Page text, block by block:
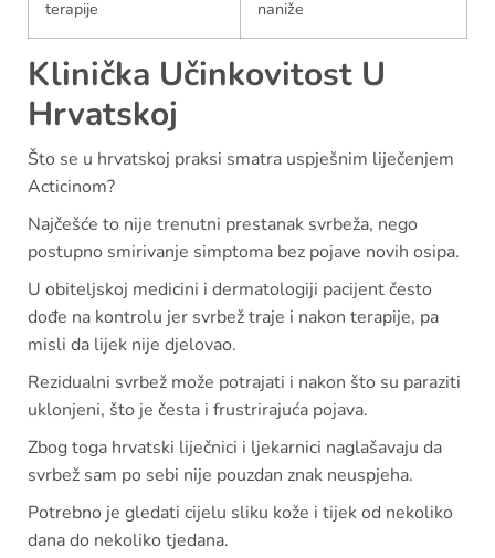
terapije
naniže
Klinička Učinkovitost U
Hrvatskoj
Što se u hrvatskoj praksi smatra uspješnim liječenjem
Acticinom?
Najčešće to nije trenutni prestanak svrbeža, nego
postupno smirivanje simptoma bez pojave novih osipa.
U obiteljskoj medicini i dermatologiji pacijent često
dođe na kontrolu jer svrbež traje i nakon terapije, pa
misli da lijek nije djelovao.
Rezidualni svrbež može potrajati i nakon što su paraziti
uklonjeni, što je česta i frustrirajuća pojava.
Zbog toga hrvatski liječnici i ljekarnici naglašavaju da
svrbež sam po sebi nije pouzdan znak neuspjeha.
Potrebno je gledati cijelu sliku kože i tijek od nekoliko
dana do nekoliko tjedana.